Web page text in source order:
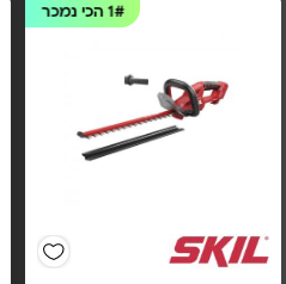
1#הכי נמכר